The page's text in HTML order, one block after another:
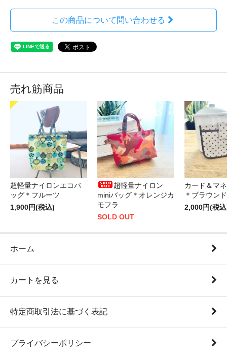
この商品について問い合わせる
売れ筋商品
超軽量ナイロンエコバ
ッグ＊フルーツ
1,900円(税込)
超軽量ナイロン
miniバッグ＊オレンジカ
モフラ
SOLD OUT
カード＆マ
＊ブラウン
2,000円(税
ホーム
カートを見る
特定商取引法に基づく表記
プライバシーポリシー